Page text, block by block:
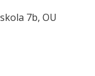
7b, OU